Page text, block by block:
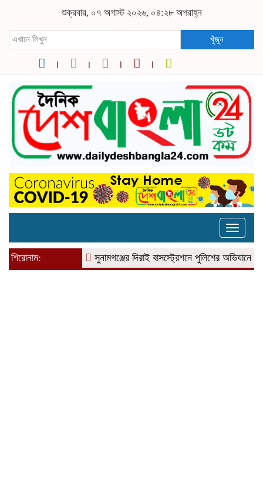
শুক্রবার, ০৭ অগাস্ট ২০২৬, ০৪:২৮ অপরাহ্ন
খুঁজুন
Toggle
শিরোনাম: সুনামগঞ্জের দিরাই বাসস্ট্রেশনে পুলিশের অভিযানে ৪০০